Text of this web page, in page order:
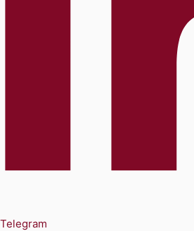
Telegram